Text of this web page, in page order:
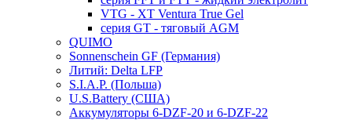
VTG - XT Ventura True Gel
серия GT - тяговый AGM
QUIMO
Sonnenschein GF (Германия)
Литий: Delta LFP
S.I.A.P. (Польша)
U.S.Battery (США)
Аккумуляторы 6-DZF-20 и 6-DZF-22